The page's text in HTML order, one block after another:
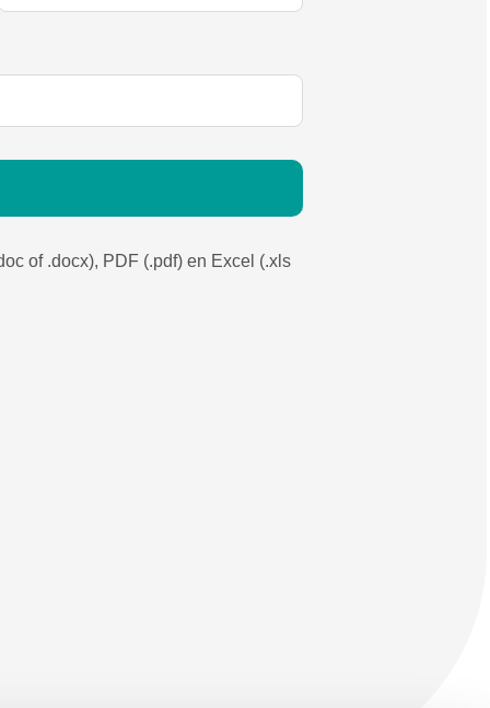
of .docx), PDF (.pdf) en Excel (.xls